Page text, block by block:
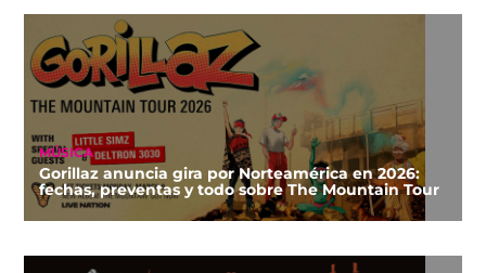
MÚSICA
Gorillaz anuncia gira por Norteamérica en 2026:
fechas, preventas y todo sobre The Mountain Tour